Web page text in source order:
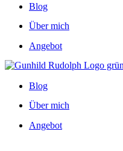
Blog
Über mich
Angebot
Blog
Über mich
Angebot